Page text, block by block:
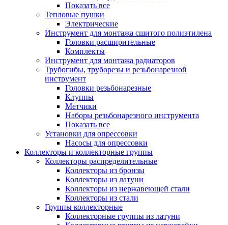
Показать все
Тепловые пушки
Электрические
Инструмент для монтажа сшитого полиэтилена
Головки расширительные
Комплекты
Инструмент для монтажа радиаторов
Трубогибы, труборезы и резьбонарезной
инструмент
Головки резьбонарезные
Клуппы
Метчики
Наборы резьбонарезного инструмента
Показать все
Установки для опрессовки
Насосы для опрессовки
Коллекторы и коллекторные группы
Коллекторы распределительные
Коллекторы из бронзы
Коллекторы из латуни
Коллекторы из нержавеющей стали
Коллекторы из стали
Группы коллекторные
Коллекторные группы из латуни